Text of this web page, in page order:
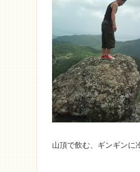
山頂で飲む、ギンギンに